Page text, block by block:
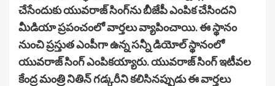
చేసేందుకు యువరాజ్ సింగ్‌ను బీజేపీ ఎంపిక చేసిందని
మీడియా ప్రపంచంలో వార్తలు వ్యాపించాయి. ఈ స్థానం
నుంచి ప్రస్తుత ఎంపీగా ఉన్న సన్నీ డియోల్ స్థానంలో
యువరాజ్ సింగ్ ఎంపికయ్యారు. యువరాజ్ సింగ్ ఇటీవల
కేంద్ర మంత్రి నితిన్ గడ్కరీని కలిసినప్పుడు ఈ వార్తలు